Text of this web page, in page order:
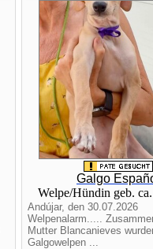
Galgo
Welpe/Hündin geb.
Andújar, den 30.07.2026
Welpenalarm.....
Mutter Blancanieves
Galgowelpen ...